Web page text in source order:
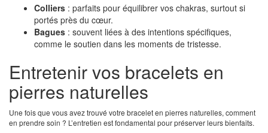
Colliers : parfaits pour équilibrer vos chakras, surtout si
portés près du cœur.
Bagues : souvent liées à des intentions spécifiques,
comme le soutien dans les moments de tristesse.
Entretenir vos bracelets en
pierres naturelles
Une fois que vous avez trouvé votre bracelet en pierres naturelles, comment
en prendre soin ? L’entretien est fondamental pour préserver leurs bienfaits.